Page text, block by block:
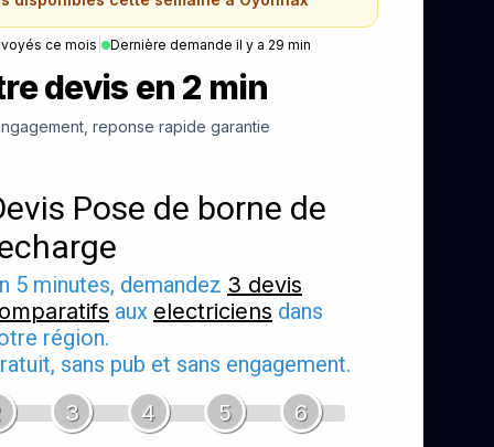
ce mois Dernière demande il y a 29 min
devis en 2 min
reponse rapide garantie
Pose de borne de
5 minutes, demandez 3 devis
aux electriciens dans
région.
sans pub et sans engagement.
3 4 5 6